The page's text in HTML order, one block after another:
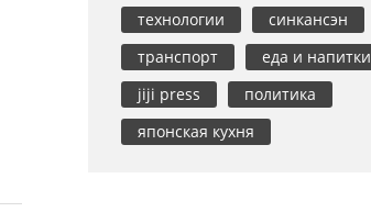
технологии
синкансэн
транспорт
еда и напитки
jiji press
политика
японская кухня